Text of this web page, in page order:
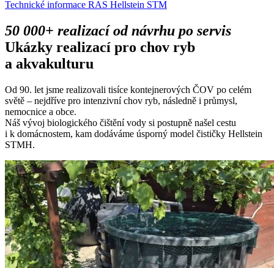
Technické informace RAS Hellstein STM
50 000+ realizací od návrhu po servis
Ukázky realizací pro chov ryb
a akvakulturu
Od 90. let jsme realizovali tisíce kontejnerových ČOV po celém
světě – nejdříve pro intenzivní chov ryb, následně i průmysl,
nemocnice a obce.
Náš vývoj biologického čištění vody si postupně našel cestu
i k domácnostem, kam dodáváme úsporný model čističky Hellstein
STMH.